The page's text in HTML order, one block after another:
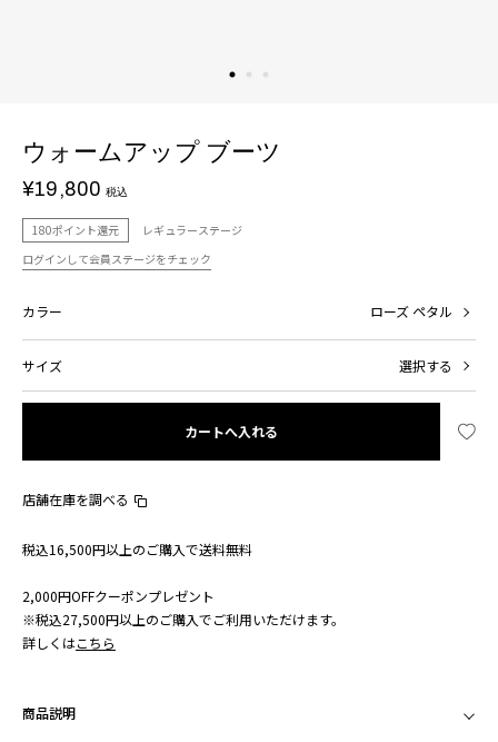
ウォームアップ ブーツ
¥19,800 税込
180ポイント還元
レギュラーステージ
ログインして会員ステージをチェック
カラー ローズ ペタル
サイズ 選択する
カートへ入れる
店舗在庫を調べる
税込16,500円以上のご購入で送料無料
2,000円OFFクーポンプレゼント
※税込27,500円以上のご購入でご利用いただけます。
詳しくはこちら
商品説明